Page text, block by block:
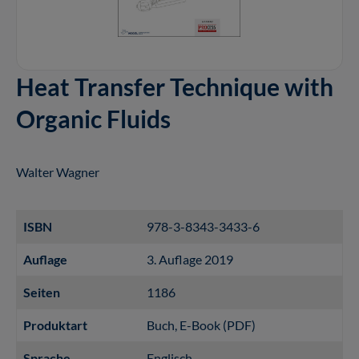
Heat Transfer Technique with
Organic Fluids
Walter Wagner
ISBN 978-3-8343-3433-6
Auflage 3. Auflage 2019
Seiten 1186
Produktart Buch , E-Book (PDF)